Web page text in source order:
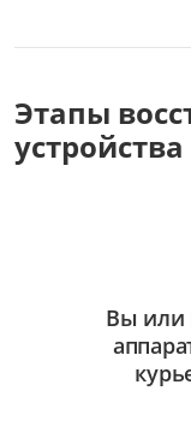
Этапы
устройства
Вы или